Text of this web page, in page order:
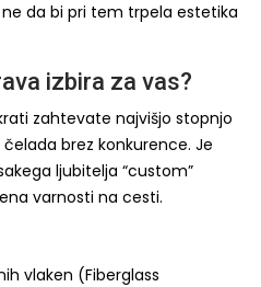
da bi pri tem trpela estetika
izbira za vas?
zahtevate najvišjo stopnjo
čelada brez konkurence. Je
ljubitelja “custom”
varnosti na cesti.
vlaken (Fiberglass